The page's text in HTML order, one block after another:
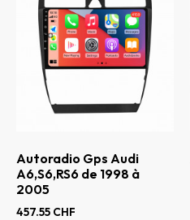
Autoradio Gps Audi
A6,S6,RS6 de 1998 à
2005
457.55 CHF